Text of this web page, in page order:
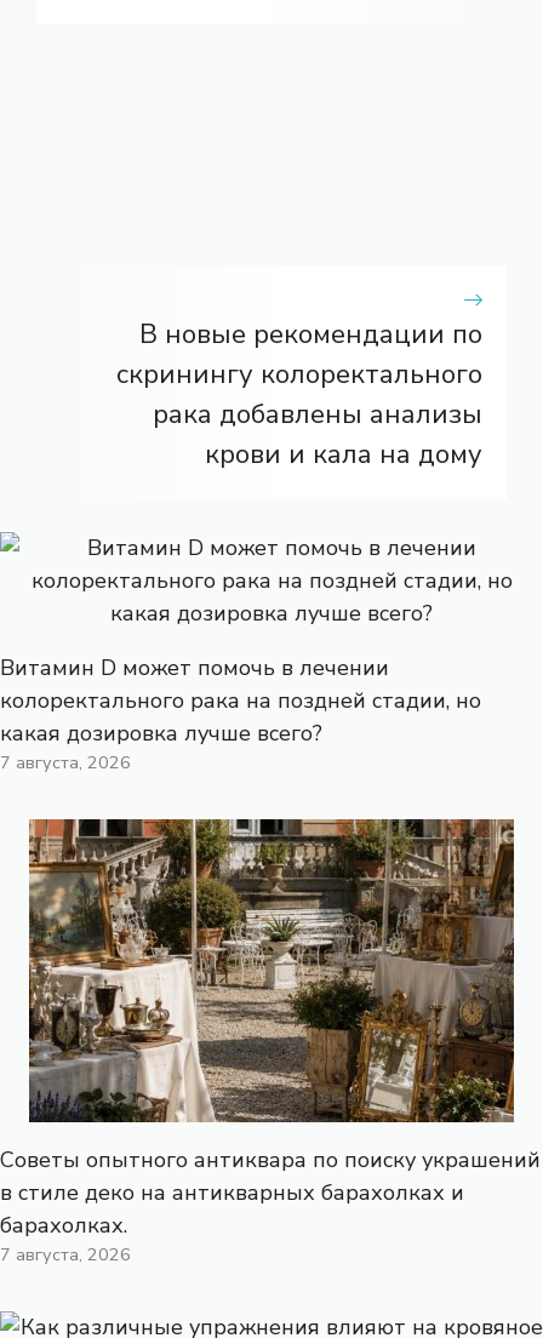
В новые рекомендации по
скринингу колоректального
рака добавлены анализы
крови и кала на дому
Витамин D может помочь в лечении
колоректального рака на поздней стадии, но
какая дозировка лучше всего?
7 августа, 2026
Советы опытного антиквара по поиску украшений
в стиле деко на антикварных барахолках и
барахолках.
7 августа, 2026